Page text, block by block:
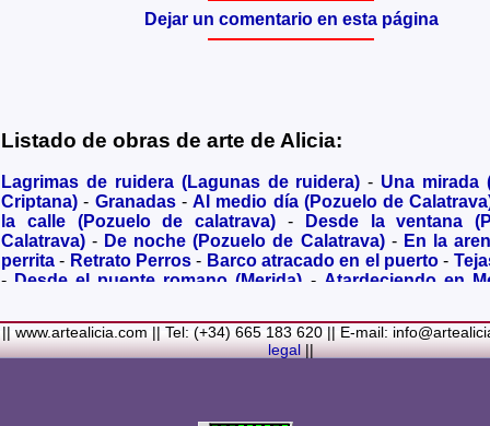
Dejar un comentario en esta página
Listado de obras de arte de Alicia:
Lagrimas de ruidera (Lagunas de ruidera) - Una mirada
Criptana) - Granadas-Al medio día (Pozuelo de
la calle (Pozuelo de calatrava) -
Desde la ventana
Calatrava) - De noche (Pozuelo de Calatrava)- En la
perrita - Retrato Perros - Barco atracado en el puerto -
- Desde el puente romano (Merida) - Atardeciendo en
(Bolaños de Calatrava)-Membrillos madurando al sol-
costa-A dormir (Cuadro infantil)-En flor-Ramo de
Familiar-La fuente (La Alhambra de Granada)-Acuarela
Puerta de Ciruela en 1868 (Ciudad
|| www.artealicia.com || Tel: (+34) 665 183 620 || E-mail:
legal||